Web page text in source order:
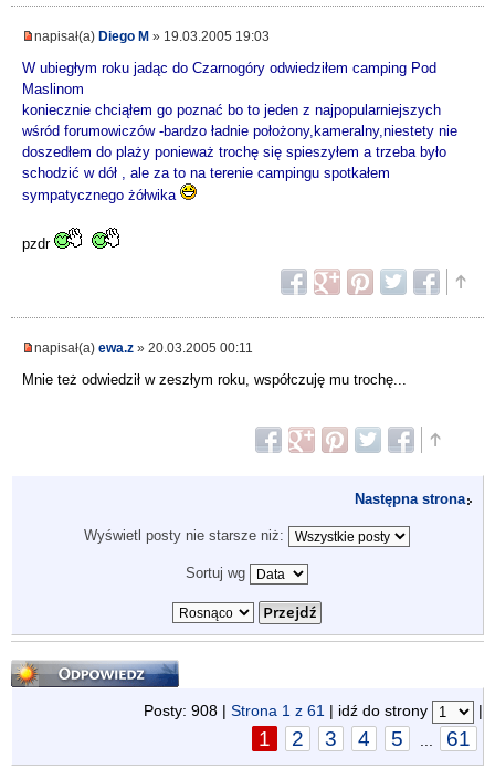
napisał(a) Diego M » 19.03.2005 19:03
W ubiegłym roku jadąc do Czarnogóry odwiedziłem camping Pod
Maslinom
koniecznie chciąłem go poznać bo to jeden z najpopularniejszych
wśród forumowiczów -bardzo ładnie położony,kameralny,niestety nie
doszedłem do plaży ponieważ trochę się spieszyłem a trzeba było
schodzić w dół , ale za to na terenie campingu spotkałem
sympatycznego żółwika
pzdr
napisał(a) ewa.z » 20.03.2005 00:11
Mnie też odwiedził w zeszłym roku, współczuję mu trochę...
Następna strona
Wyświetl posty nie starsze niż:
Sortuj wg
Odpowiedz
Posty: 908 | Strona 1 z 61 | idź do strony |
1 2 3 4 5 61